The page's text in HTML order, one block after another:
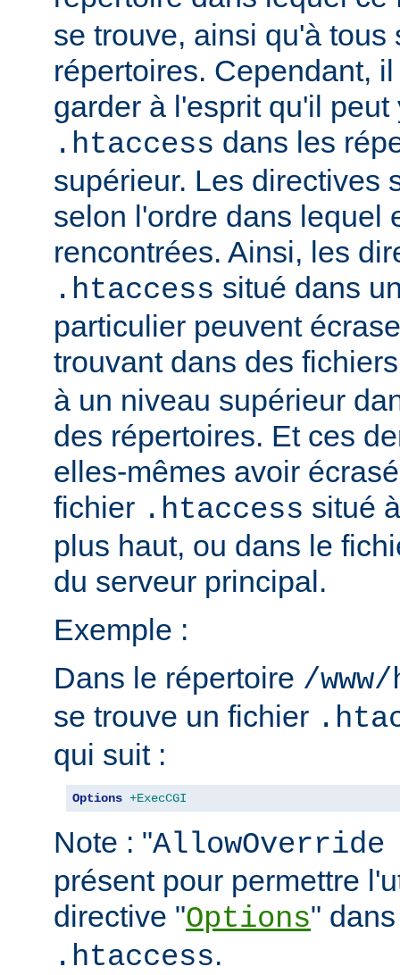
se trouve, ainsi qu'à tous
répertoires. Cependant,
garder à l'esprit qu'il
.htaccess dans les
supérieur. Les directives
selon l'ordre dans lequel
rencontrées. Ainsi, les
.htaccess situé dans
particulier peuvent
trouvant dans des
à un niveau supérieur
des répertoires. Et ces
elles-mêmes avoir
fichier .htaccess situé
plus haut, ou dans le
du serveur principal.
Exemple :
Dans le répertoire /
se trouve un fichier
qui suit :
Options +ExecCGI
Note : "AllowOverride
présent pour permettre
directive "Options"
.htaccess.